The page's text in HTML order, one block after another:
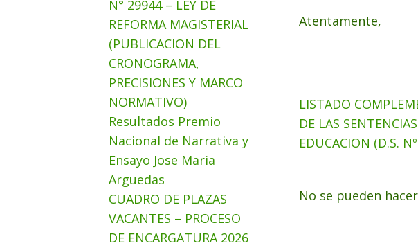
Atentamente,
LISTADO
DE LAS
EDUCACION (D.S.
No se pueden
N° 29944 – LEY DE
REFORMA MAGISTERIAL
(PUBLICACION DEL
CRONOGRAMA,
PRECISIONES Y MARCO
NORMATIVO)
Resultados Premio
Nacional de Narrativa y
Ensayo Jose Maria
Arguedas
CUADRO DE PLAZAS
VACANTES – PROCESO
DE ENCARGATURA 2026